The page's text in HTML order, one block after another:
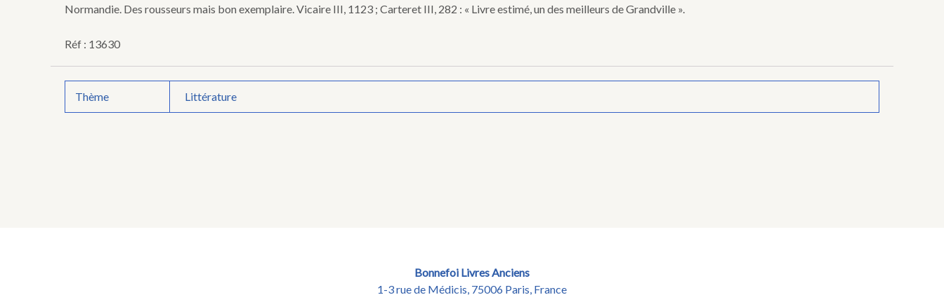
Normandie. Des rousseurs mais bon exemplaire. Vicaire III, 1123 ; Carteret III, 282 : « Livre estimé, un des meilleurs de Grandville ».
Réf : 13630
Thème Littérature
Bonnefoi Livres Anciens
1-3 rue de Médicis, 75006 Paris, France